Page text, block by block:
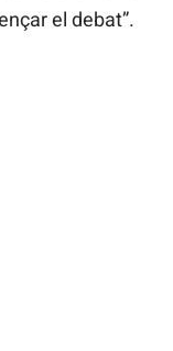
el debat”.